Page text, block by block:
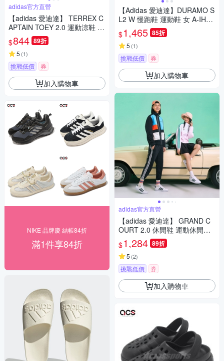
adidas官方直營
【adidas 愛迪達】 TERREX C
APTAIN TOEY 2.0 運動涼鞋 涼
拖鞋 乾爽 童鞋 IF3099
$844 89折
5 (1)
挑戰低價 券
加入購物車
NIKE 品牌慶 結帳84折
滿1件享84折
【Adidas 愛迪達】DURAMO S
L2 W 慢跑鞋 運動鞋 女 A-IH82
23 B-JP9217
$1,465 85折
5 (1)
挑戰低價 券
加入購物車
adidas官方直營
【adidas 愛迪達】 GRAND C
OURT 2.0 休閒鞋 運動休閒鞋
男鞋/女鞋 GW9195
$1,284 89折
5 (2)
挑戰低價 券
加入購物車